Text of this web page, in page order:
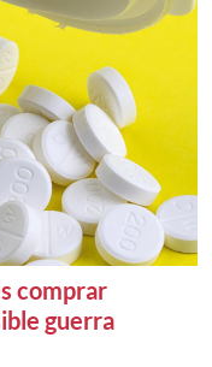
comprar
guerra